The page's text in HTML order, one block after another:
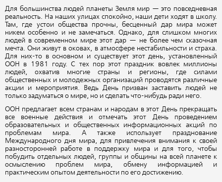
Для большинства людей планеты Земля мир — это повседневная
реальность. На наших улицах спокойно, наши дети ходят в школу.
Там, где устои общества прочны, бесценный дар мира может
никем особенно и не замечаться. Однако, для слишком многих
людей в современном мире этот дар — не более чем сказочная
мечта. Они живут в оковах, в атмосфере нестабильности и страха.
Для них-то в основном и существует этот день, установленный
ООН в 1981 году. С тех пор этот праздник вовлек миллионы
людей, охватив многие страны и регионы, где силами
общественных и молодежных организаций проводятся различные
акции и мероприятия. Ведь День призван заставить людей не
только задуматься о мире, но и сделать что-нибудь ради него.
ООН предлагает всем странам и народам в этот День прекращать
все военные действия и отмечать этот День проведением
образовательных и общественных информационных акций по
проблемам мира. А также использует празднование
Международного дня мира, для привлечения внимания к своей
разносторонней работе в поддержку мира и для того, чтобы
побудить отдельных людей, группы и общины на всей планете к
осмыслению проблем мира, обмену информацией и
практическим опытом деятельности по его достижению.